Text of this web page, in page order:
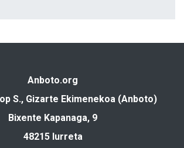
Anboto.org
S., Gizarte Ekimenekoa (Anboto)
Bixente Kapanaga, 9
48215 Iurreta